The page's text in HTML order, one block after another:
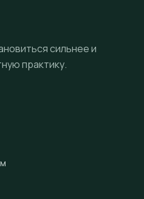
сильнее и
практику.